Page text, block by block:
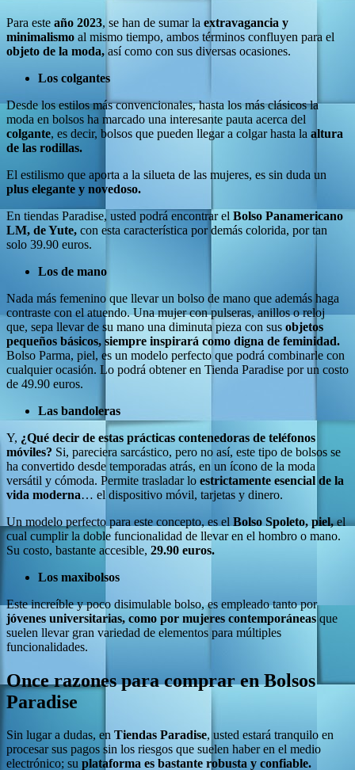
Para este año 2023, se han de sumar la extravagancia y
minimalismo al mismo tiempo, ambos términos confluyen para el
objeto de la moda, así como con sus diversas ocasiones.
Los colgantes
Desde los estilos más convencionales, hasta los más clásicos la
moda en bolsos ha marcado una interesante pauta acerca del
colgante, es decir, bolsos que pueden llegar a colgar hasta la altura
de las rodillas.
El estilismo que aporta a la silueta de las mujeres, es sin duda un
plus elegante y novedoso.
En tiendas Paradise, usted podrá encontrar el Bolso Panamericano
LM, de Yute, con esta característica por demás colorida, por tan
solo 39.90 euros.
Los de mano
Nada más femenino que llevar un bolso de mano que además haga
contraste con el atuendo. Una mujer con pulseras, anillos o reloj
que, sepa llevar de su mano una diminuta pieza con sus objetos
pequeños básicos, siempre inspirará como digna de feminidad.
Bolso Parma, piel, es un modelo perfecto que podrá combinarle con
cualquier ocasión. Lo podrá obtener en Tienda Paradise por un costo
de 49.90 euros.
Las bandoleras
Y, ¿Qué decir de estas prácticas contenedoras de teléfonos
móviles? Si, pareciera sarcástico, pero no así, este tipo de bolsos se
ha convertido desde temporadas atrás, en un ícono de la moda
versátil y cómoda. Permite trasladar lo estrictamente esencial de la
vida moderna… el dispositivo móvil, tarjetas y dinero.
Un modelo perfecto para este concepto, es el Bolso Spoleto, piel,el
cual cumplir la doble funcionalidad de llevar en el hombro o mano.
Su costo, bastante accesible, 29.90 euros.
Los maxibolsos
Este increíble y poco disimulable bolso, es empleado tanto por
jóvenes universitarias, como por mujeres contemporáneas que
suelen llevar gran variedad de elementos para múltiples
funcionalidades.
Once razones para comprar en Bolsos
Paradise
Sin lugar a dudas, en Tiendas Paradise, usted estará tranquilo en
procesar sus pagos sin los riesgos que suelen haber en el medio
electrónico; su plataforma es bastante robusta y confiable.